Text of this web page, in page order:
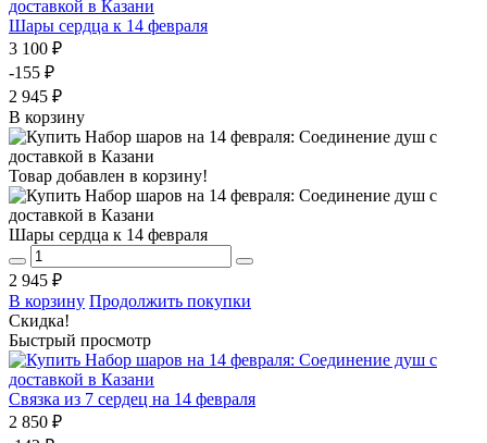
Шары сердца к 14 февраля
3 100 ₽
-155 ₽
2 945 ₽
В корзину
Товар добавлен в корзину!
Шары сердца к 14 февраля
2 945 ₽
В корзину Продолжить покупки
Скидка!
Быстрый просмотр
Связка из 7 сердец на 14 февраля
2 850 ₽